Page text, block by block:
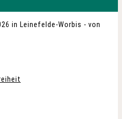
in Leinefelde-Worbis - von